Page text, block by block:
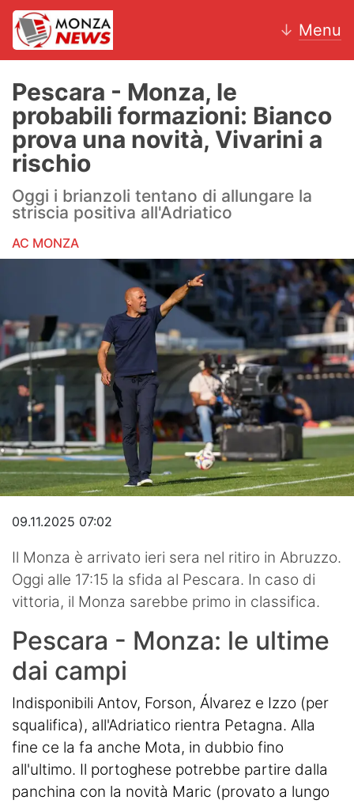
↓ Menu
News
AC Monza
Calcio
Motori
Altri sport
Hockey
Pallanuoto
Pallamano
Altre
News
Turismo
Eventi
Pescara - Monza, le
probabili formazioni: Bianco
prova una novità, Vivarini a
rischio
Oggi i brianzoli tentano di allungare la
striscia positiva all'Adriatico
AC MONZA
09.11.2025 07:02
Il Monza è arrivato ieri sera nel ritiro in Abruzzo.
Oggi alle 17:15 la sfida al Pescara. In caso di
vittoria, il Monza sarebbe primo in classifica.
Pescara - Monza: le ultime
dai campi
Indisponibili Antov, Forson, Álvarez e Izzo (per
squalifica), all'Adriatico rientra Petagna. Alla
fine ce la fa anche Mota, in dubbio fino
all'ultimo. Il portoghese potrebbe partire dalla
panchina con la novità Maric (provato a lungo